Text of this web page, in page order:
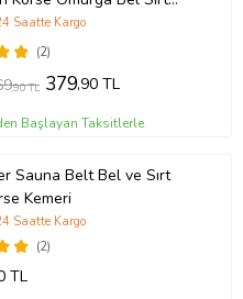
(2)
Saatte Kargo
,90 TL 379,90 TL
Başlayan Taksitlerle
Sauna Belt Bel ve Sırt
Kemeri
(2)
Saatte Kargo
TL